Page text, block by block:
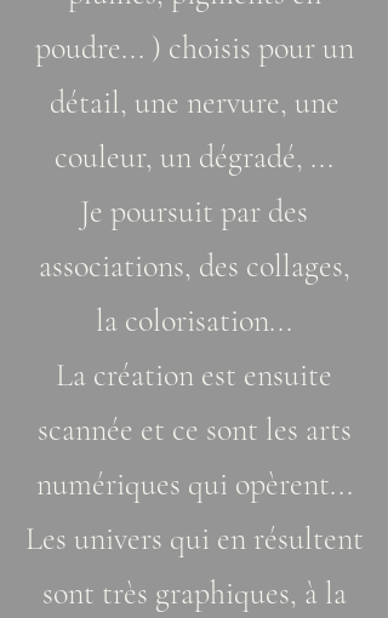
poudre... ) choisis pour un
détail, une nervure, une
couleur, un dégradé, ...
Je poursuit par des
associations, des collages,
la colorisation...
La création est ensuite
scannée et ce sont les arts
numériques qui opèrent...
Les univers qui en résultent
sont très graphiques, à la